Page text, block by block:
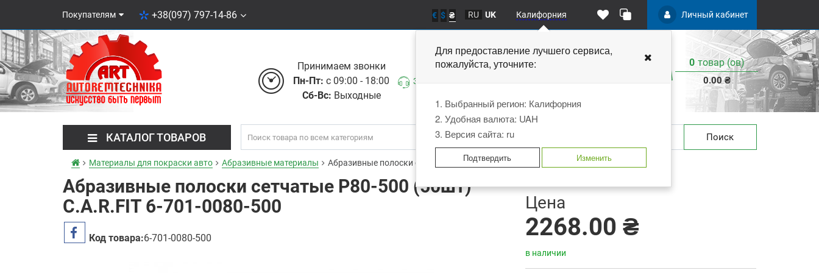
Покупателям +38(097) 797-14-86 € $ ₴ RU UK Калифорния
Для предоставление лучшегосервиса,
пожалуйста, уточните:
1. Выбранный регион: Калифорния
2. Удобная валюта: UAH
3. Версия сайта: ru
Подтвердить Изменить
Личный кабинет
Принимаем звонки
Пн-Пт: с 09:00 - 18:00
Сб-Вс: Выходные
Заказать звонок
0 товар (ов)
0.00 ₴
КАТАЛОГ ТОВАРОВ Поиск
Материалы для покраски авто Абразивные материалы Абразивные полоски сетчатые P80-500 (50шт) C.A.R.FIT 6-701-0080-500
Абразивные полоски сетчатые P80-500 (50шт)
C.A.R.FIT 6-701-0080-500
Код товара:6-701-0080-500
Цена
2268.00 ₴
в наличии